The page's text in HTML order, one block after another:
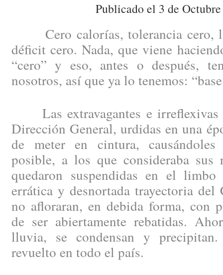
Publicado el 3 de
Cero calorías, tolerancia cero,
déficit cero. Nada, que viene
“cero” y eso, antes o después,
nosotros, así que ya lo tenemos:
Las extravagantes e irreflexivas
Dirección General, urdidas en una
de meter en cintura,
posible, a los que consideraba sus
quedaron suspendidas en el
errática y desnortada trayectoria
no afloraran, en debida forma, con
de ser abiertamente rebatidas.
lluvia, se condensan y
revuelto en todo el país.